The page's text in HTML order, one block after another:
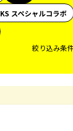
スペシャルコラボ
絞り込み条